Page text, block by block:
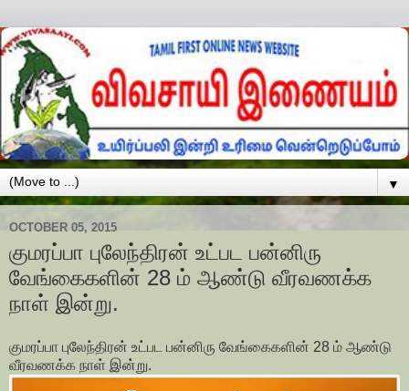
▼
OCTOBER 05, 2015
குமரப்பா புலேந்திரன் உட்பட பன்னிரு
வேங்கைகளின் 28 ம் ஆண்டு வீரவணக்க
நாள் இன்று.
குமரப்பா புலேந்திரன் உட்பட பன்னிரு வேங்கைகளின் 28 ம் ஆண்டு
வீரவணக்க நாள் இன்று.